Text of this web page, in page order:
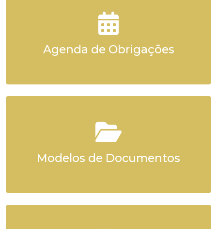
Agenda de Obrigações
Modelos de Documentos